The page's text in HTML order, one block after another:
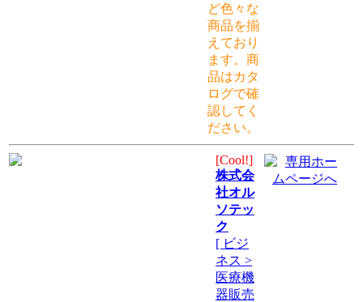
ど色々な
商品を揃
えており
ます。商
品はカタ
ログで確
認してく
ださい。
[Cool!]
株式会
社オル
ソテッ
ク
[ ビジ
ネス >
医療機
器販売